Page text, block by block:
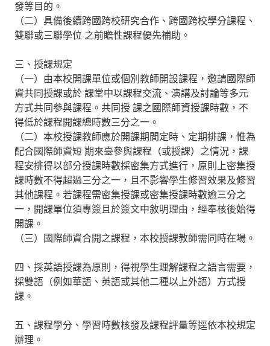
發等目的。
（二）具備後續跨國跨校研究合作、跨國跨校學分課程、
雙聯或三聯學位 之前瞻性課程優先補助。
三、授課規定
（一）由本校開課單位或個別教師開設課程，邀請國際師
資共同授課或於 課堂中以課程交流、演講及討論等多元
方式共同參與課程。共同授 課之國際師資授課時數，不
得低於課程開課總時數三分之一。
（二）本校授課教師應於開課期間定時、定期排課，惟為
配合國際師資短 期來臺參與課程（或授課）之情況，課
程安排得以部分授課時數採密集方式進行，原則上密集授
課時數不得超過三分之一，且不影響學生修習效果及修習
其他課程。若課程需密集授課或密集授課時數逾三分之
一，開課單位須專簽且於簽文中敘明理由，經奉核後始得
開課。
（三）國際師資合開之課程，本校授課教師需同時在場。
四、採英語授課為原則，得視學生理解課程之語言需要，
採雙語（例如華語、英語或其他二種以上外語）方式授
課。
五、課程學分、學習時數核發及課程評量等逕依本校規定
辦理。